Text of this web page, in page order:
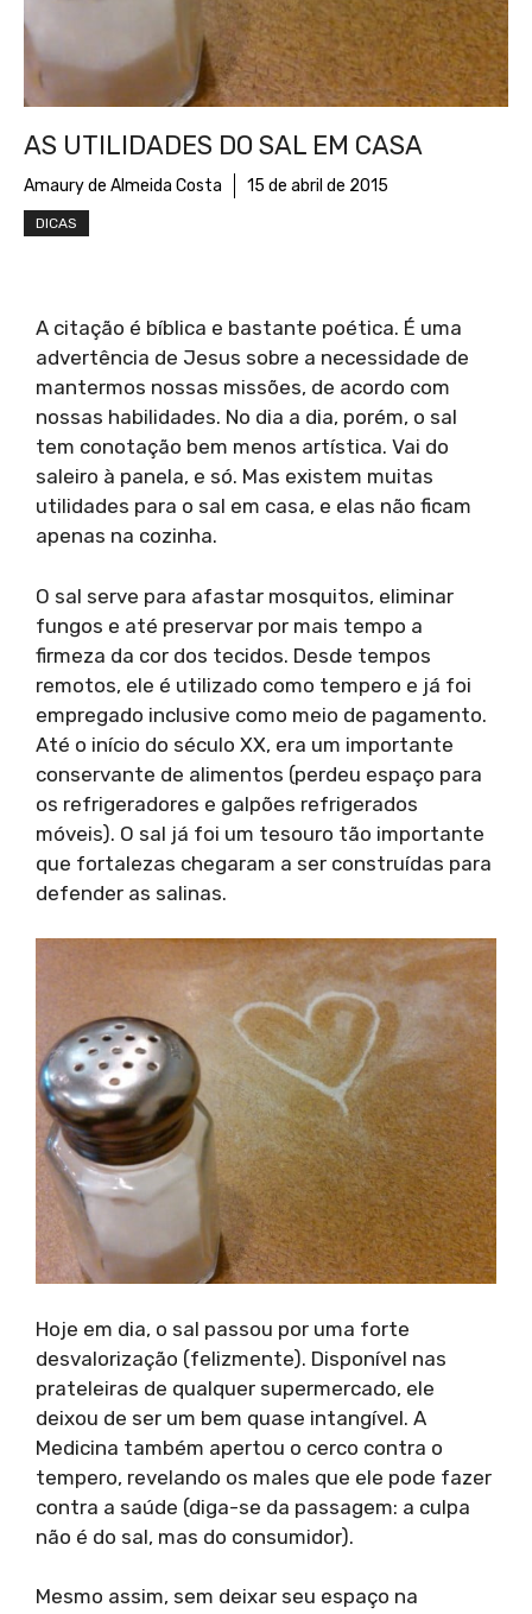
AS UTILIDADES DO SAL EM CASA
Amaury de Almeida Costa 15 de abril de 2015
DICAS
A citação é bíblica e bastante poética. É uma
advertência de Jesus sobre a necessidade de
mantermos nossas missões, de acordo com
nossas habilidades. No dia a dia, porém, o sal
tem conotação bem menos artística. Vai do
saleiro à panela, e só. Mas existem muitas
utilidades para o sal em casa, e elas não ficam
apenas na cozinha.
O sal serve para afastar mosquitos, eliminar
fungos e até preservar por mais tempo a
firmeza da cor dos tecidos. Desde tempos
remotos, ele é utilizado como tempero e já foi
empregado inclusive como meio de pagamento.
Até o início do século XX, era um importante
conservante de alimentos (perdeu espaço para
os refrigeradores e galpões refrigerados
móveis). O sal já foi um tesouro tão importante
que fortalezas chegaram a ser construídas para
defender as salinas.
Hoje em dia, o sal passou por uma forte
desvalorização (felizmente). Disponível nas
prateleiras de qualquer supermercado, ele
deixou de ser um bem quase intangível. A
Medicina também apertou o cerco contra o
tempero, revelando os males que ele pode fazer
contra a saúde (diga-se da passagem: a culpa
não é do sal, mas do consumidor).
Mesmo assim, sem deixar seu espaço na